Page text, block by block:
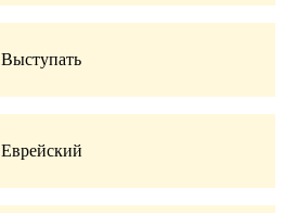
Выступать
Еврейский